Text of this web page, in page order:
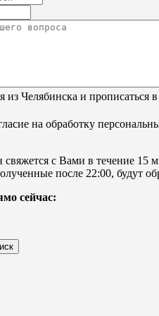
из Челябинска и прописаться
на обработку
с Вами в течение 15
после 22:00, будут
сейчас: